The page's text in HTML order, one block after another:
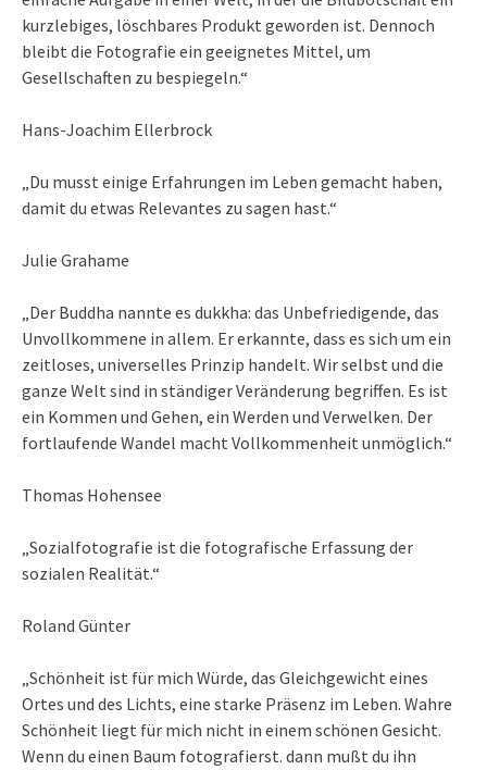
kurzlebiges, löschbares Produkt geworden ist. Dennoch
bleibt die Fotografie ein geeignetes Mittel, um
Gesellschaften zu bespiegeln.“
Hans-Joachim Ellerbrock
„Du musst einige Erfahrungen im Leben gemacht haben,
damit du etwas Relevantes zu sagen hast.“
Julie Grahame
„Der Buddha nannte es dukkha: das Unbefriedigende, das
Unvollkommene in allem. Er erkannte, dass es sich um ein
zeitloses, universelles Prinzip handelt. Wir selbst und die
ganze Welt sind in ständiger Veränderung begriffen. Es ist
ein Kommen und Gehen, ein Werden und Verwelken. Der
fortlaufende Wandel macht Vollkommenheit unmöglich.“
Thomas Hohensee
„Sozialfotografie ist die fotografische Erfassung der
sozialen Realität.“
Roland Günter
„Schönheit ist für mich Würde, das Gleichgewicht eines
Ortes und des Lichts, eine starke Präsenz im Leben. Wahre
Schönheit liegt für mich nicht in einem schönen Gesicht.
Wenn du einen Baum fotografierst. dann mußt du ihn